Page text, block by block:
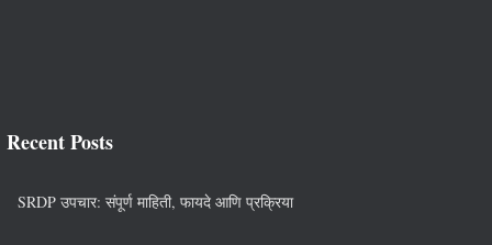
Recent Posts
SRDP उपचार: संपूर्ण माहिती, फायदे आणि प्रक्रिया